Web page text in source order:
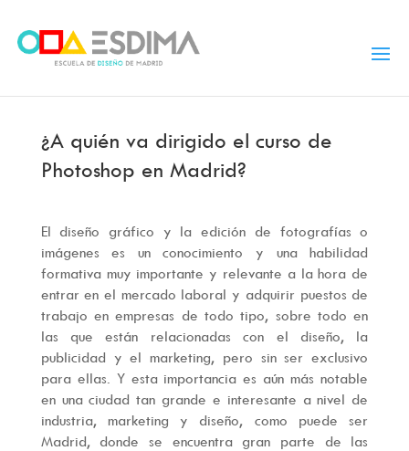
¿A quién va dirigido el curso de
Photoshop en Madrid?
El diseño gráfico y la edición de fotografías o
imágenes es un conocimiento y una habilidad
formativa muy importante y relevante a la hora de
entrar en el mercado laboral y adquirir puestos de
trabajo en empresas de todo tipo, sobre todo en
las que están relacionadas con el diseño, la
publicidad y el marketing, pero sin ser exclusivo
para ellas. Y esta importancia es aún más notable
en una ciudad tan grande e interesante a nivel de
industria, marketing y diseño, como puede ser
Madrid, donde se encuentra gran parte de las